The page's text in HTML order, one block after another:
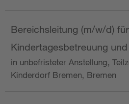
Bereichsleitung (m/w/d) für
Kindertagesbetreuung
in unbefristeter Anstellung,
Kinderdorf Bremen, Bremen